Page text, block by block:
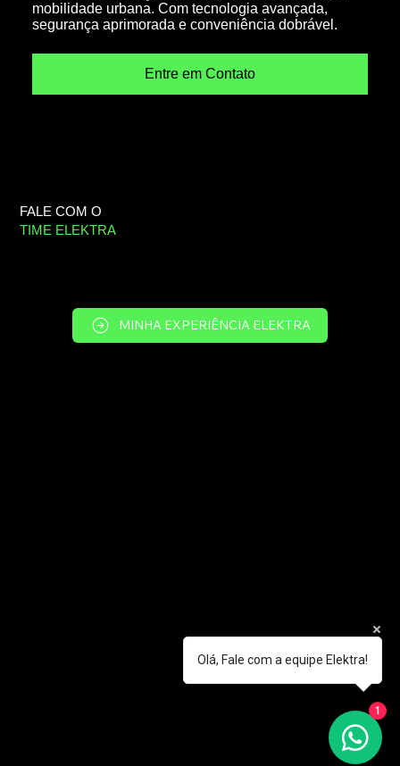
mobilidade urbana. Com tecnologia avançada,
segurança aprimorada e conveniência dobrável.
Entre em Contato
POLÍTICA DE PRIVACIDADE
FALE COM O
TIME ELEKTRA
MINHA EXPERIÊNCIA ELEKTRA
Olá, Fale com a equipe Elektra!
1